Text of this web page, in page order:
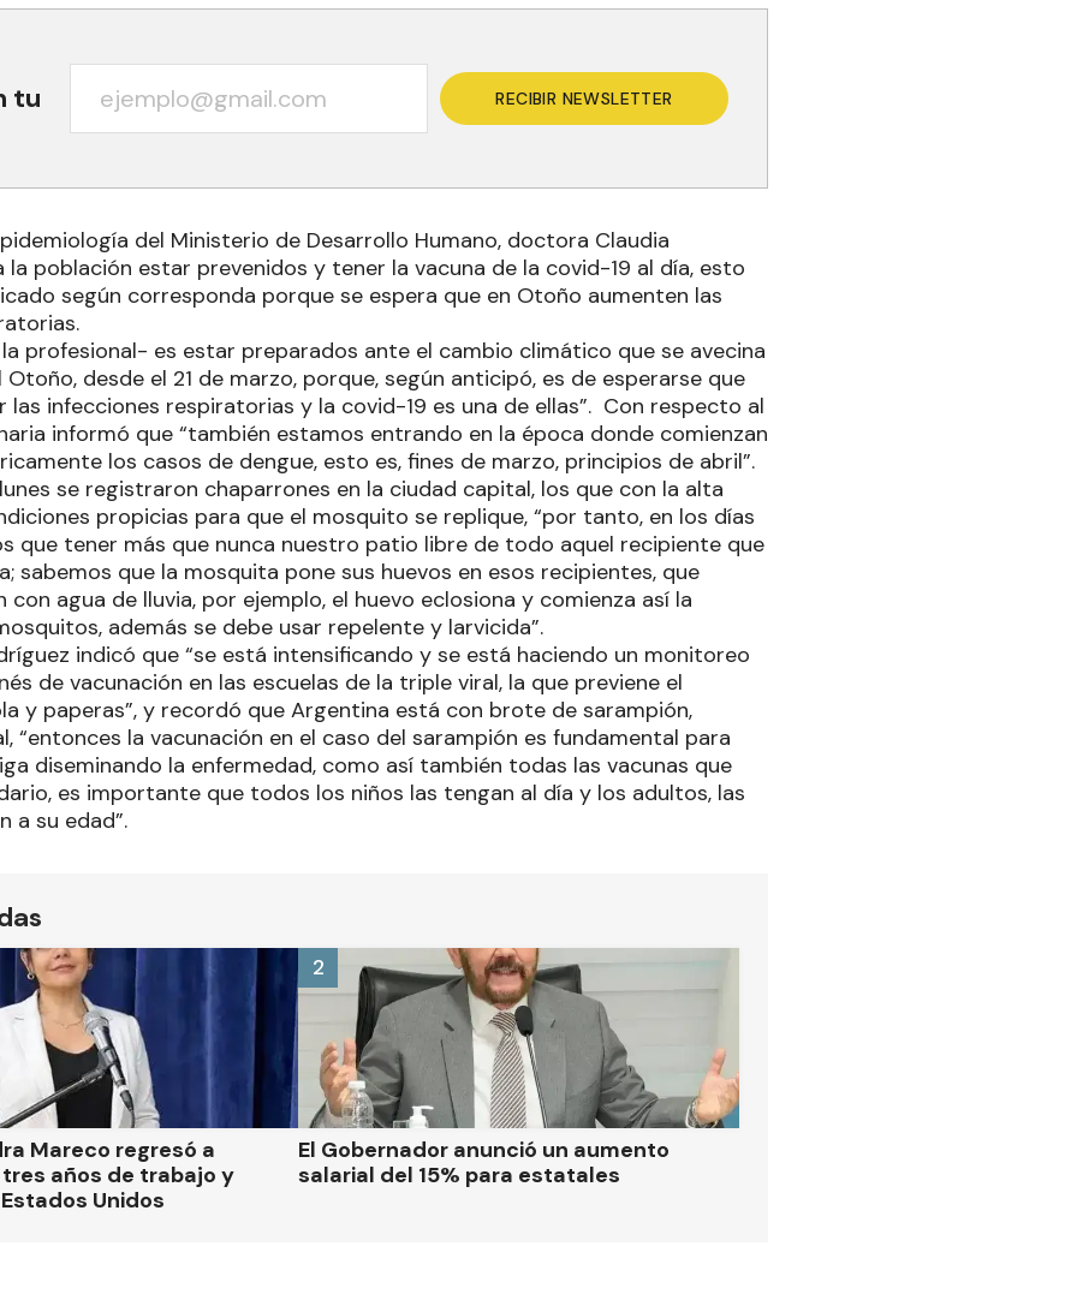
tu RECIBIR NEWSLETTER
del Ministerio de Desarrollo Humano, doctora Claudia
la población estar prevenidos y tener la vacuna de la covid-19 al día, esto
según corresponda porque se espera que en Otoño aumenten las
profesional- es estar preparados ante el cambio climático que se avecina
desde el 21 de marzo, porque, según anticipó, es de esperarse que
las infecciones respiratorias y la covid-19 es una de ellas”. Con respecto al
informó que “también estamos entrando en la época donde comienzan
los casos de dengue, esto es, fines de marzo, principios de abril”.
se registraron chaparrones en la ciudad capital, los que con la alta
propicias para que el mosquito se replique, “por tanto, en los días
que tener más que nunca nuestro patio libre de todo aquel recipiente que
sabemos que la mosquita pone sus huevos en esos recipientes, que
con agua de lluvia, por ejemplo, el huevo eclosiona y comienza así la
además se debe usar repelente y larvicida”.
indicó que “se está intensificando y se está haciendo un monitoreo
de vacunación en las escuelas de la triple viral, la que previene el
y paperas”, y recordó que Argentina está con brote de sarampión,
“entonces la vacunación en el caso del sarampión es fundamental para
diseminando la enfermedad, como así también todas las vacunas que
es importante que todos los niños las tengan al día y los adultos, las
a su edad”.
Mareco regresó a
años de trabajo y
Unidos
El Gobernador anunció un aumento
salarial del 15% para estatales
2